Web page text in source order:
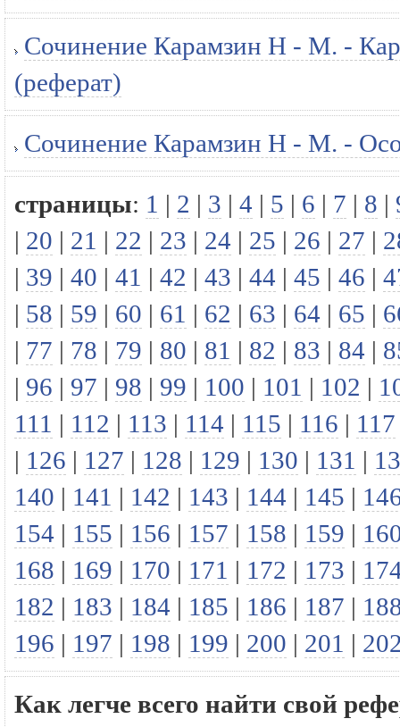
Сочинение Карамзин Н - М. -
(реферат)
Сочинение Карамзин Н - М. -
страницы: 1 | 2 | 3 | 4 | 5 | 6 | 7 | 8 |
| 20 | 21 | 22 | 23 | 24 | 25 | 26 | 27 |
| 39 | 40 | 41 | 42 | 43 | 44 | 45 | 46 |
| 58 | 59 | 60 | 61 | 62 | 63 | 64 | 65 |
| 77 | 78 | 79 | 80 | 81 | 82 | 83 | 84 |
| 96 | 97 | 98 | 99 | 100 | 101 | 102 |
111 | 112 | 113 | 114 | 115 | 116 | 117
| 126 | 127 | 128 | 129 | 130 | 131 |
140 | 141 | 142 | 143 | 144 | 145 |
154 | 155 | 156 | 157 | 158 | 159 |
168 | 169 | 170 | 171 | 172 | 173 |
182 | 183 | 184 | 185 | 186 | 187 |
196 | 197 | 198 | 199 | 200 | 201 |
Как легче всего найти свой